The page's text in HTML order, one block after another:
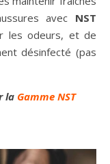
avec NST
les odeurs, et de
désinfecté (pas
la Gamme NST